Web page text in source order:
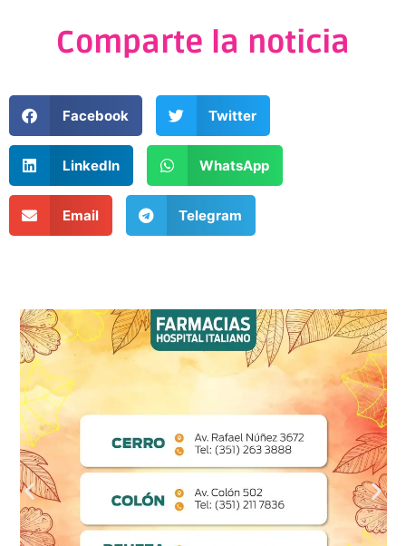
Comparte la noticia
Facebook Twitter
LinkedIn WhatsApp
Email Telegram